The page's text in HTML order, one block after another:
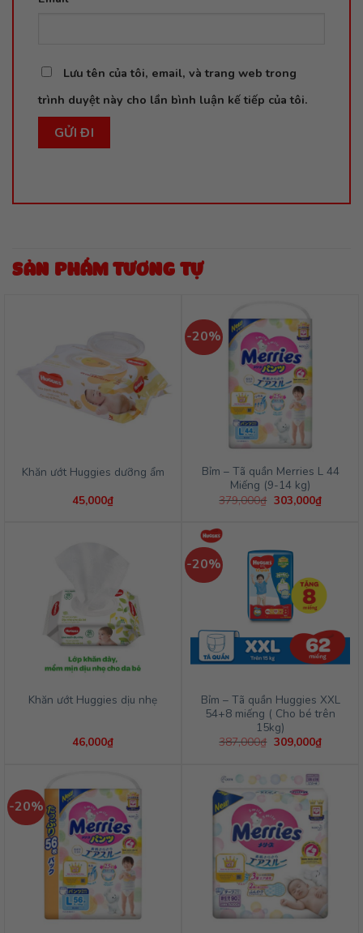
Lưu tên của tôi, email, và trang web trong
trình duyệt này cho lần bình luận kế tiếp của tôi.
SẢN PHẨM TƯƠNG TỰ
Khăn ướt Huggies dưỡng ẩm
45,000₫
-20%
Bỉm – Tã quần Merries L 44
Miếng (9-14 kg)
379,000₫ Giá
303,000₫Giá
hiện
Khăn ướt Huggies dịu nhẹ
46,000₫
-20%
Bỉm – Tã quần Huggies XXL
54+8 miếng ( Cho bé trên
15kg)
387,000₫ Giá
387,000₫.
309,000₫Giá
hiện
-20%